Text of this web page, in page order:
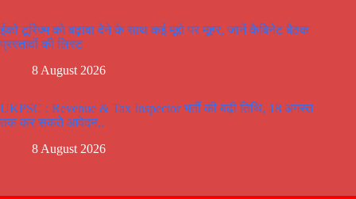
ईको टूरिज्म को बढ़ावा देने के साथ कई मूद्दो पर मूहर, जानें कैबिनेट बैठक
प्रस्तावों की लिस्ट
8 August 2026
UKPSC : Revenue & Tax Inspector भर्ती की बढ़ी तिथि, 18 अगस्त
तक कर सकते आवेदन..
8 August 2026